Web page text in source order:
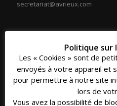
secretariat@avrieux.com
COORDONNÉES
Téléphone.
Politique sur
Les « Cookies » sont de
envoyés à votre appareil et
pour permettre à notre site
lors de
Vous avez la possibilité de